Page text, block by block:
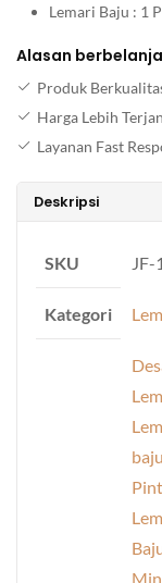
Lemari Baju : 1
Alasan
Produk
Harga Lebih
Layanan Fast
Deskripsi
SKU
Kategori